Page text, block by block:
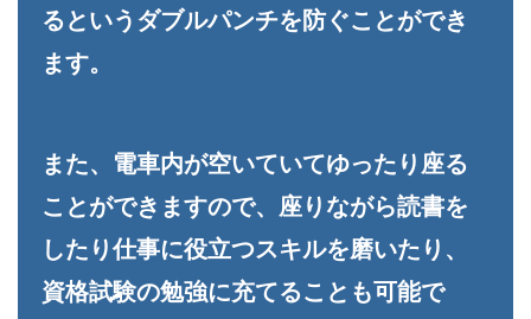
るというダブルパンチを防ぐことができ
ます。
また、電車内が空いていてゆったり座る
ことができますので、座りながら読書を
したり仕事に役立つスキルを磨いたり、
資格試験の勉強に充てることも可能で